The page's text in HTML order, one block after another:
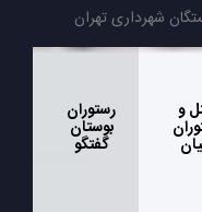
شهرداری تهران
و رستوران
بوستان
گفتگو